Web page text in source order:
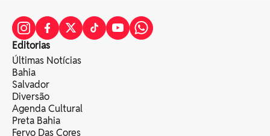
Editorias
Últimas Notícias
Bahia
Salvador
Diversão
Agenda Cultural
Preta Bahia
Fervo Das Cores